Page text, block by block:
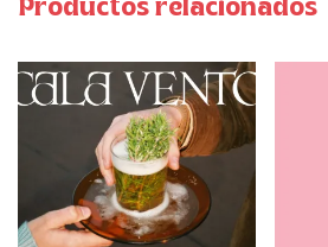
Productos relacionados